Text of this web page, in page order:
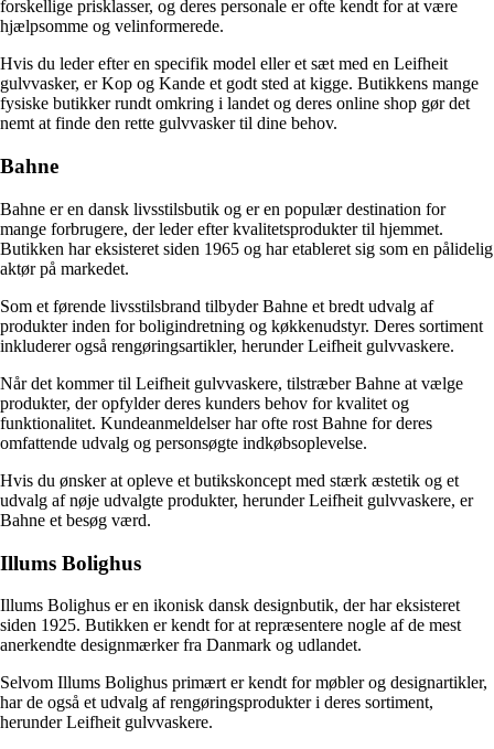
forskellige prisklasser, og deres personale er ofte kendt for at være
hjælpsomme og velinformerede.
Hvis du leder efter en specifik model eller et sæt med en Leifheit
gulvvasker, er Kop og Kande et godt sted at kigge. Butikkens mange
fysiske butikker rundt omkring i landet og deres online shop gør det
nemt at finde den rette gulvvasker til dine behov.
Bahne
Bahne er en dansk livsstilsbutik og er en populær destination for
mange forbrugere, der leder efter kvalitetsprodukter til hjemmet.
Butikken har eksisteret siden 1965 og har etableret sig som en pålidelig
aktør på markedet.
Som et førende livsstilsbrand tilbyder Bahne et bredt udvalg af
produkter inden for boligindretning og køkkenudstyr. Deres sortiment
inkluderer også rengøringsartikler, herunder Leifheit gulvvaskere.
Når det kommer til Leifheit gulvvaskere, tilstræber Bahne at vælge
produkter, der opfylder deres kunders behov for kvalitet og
funktionalitet. Kundeanmeldelser har ofte rost Bahne for deres
omfattende udvalg og personsøgte indkøbsoplevelse.
Hvis du ønsker at opleve et butikskoncept med stærk æstetik og et
udvalg af nøje udvalgte produkter, herunder Leifheit gulvvaskere, er
Bahne et besøg værd.
Illums Bolighus
Illums Bolighus er en ikonisk dansk designbutik, der har eksisteret
siden 1925. Butikken er kendt for at repræsentere nogle af de mest
anerkendte designmærker fra Danmark og udlandet.
Selvom Illums Bolighus primært er kendt for møbler og designartikler,
har de også et udvalg af rengøringsprodukter i deres sortiment,
herunder Leifheit gulvvaskere.